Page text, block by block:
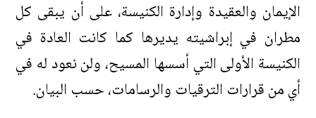
الإيمان والعقيدة وإدارة الكنيسة، على أن يبقى كل
مطران في إبراشيته يديرها كما كانت العادة في
الكنيسة الأولى التي أسسها المسيح، ولن نعود له في
أي من قرارات الترقيات والرسامات، حسب البيان.